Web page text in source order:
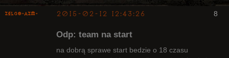
8
ZelgO-AZM- 2015-02-12 12:43:26
Odp: team na start
na dobrą sprawe start bedzie o 18 czasu